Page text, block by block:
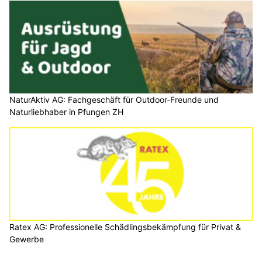
NaturAktiv AG: Fachgeschäft für Outdoor-Freunde und
Naturliebhaber in Pfungen ZH
Ratex AG: Professionelle Schädlingsbekämpfung für Privat &
Gewerbe